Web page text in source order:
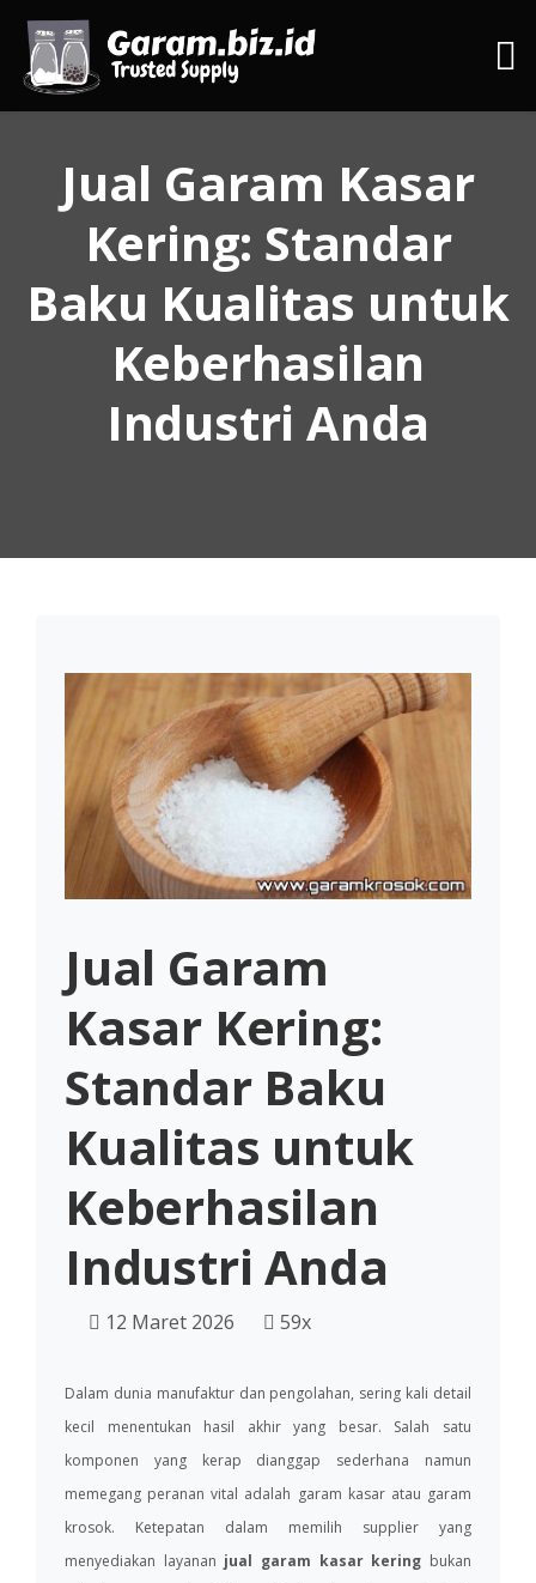
Jual Garam Kasar
Kering: Standar
Baku Kualitas untuk
Keberhasilan
Industri Anda
Jual Garam
Kasar Kering:
Standar Baku
Kualitas untuk
Keberhasilan
Industri Anda
12 Maret 2026 59x
Dalam dunia manufaktur dan pengolahan, sering kali detail
kecil menentukan hasil akhir yang besar. Salah satu
komponen yang kerap dianggap sederhana namun
memegang peranan vital adalah garam kasar atau garam
krosok. Ketepatan dalam memilih supplier yang
menyediakan layanan jual garam kasar kering bukan